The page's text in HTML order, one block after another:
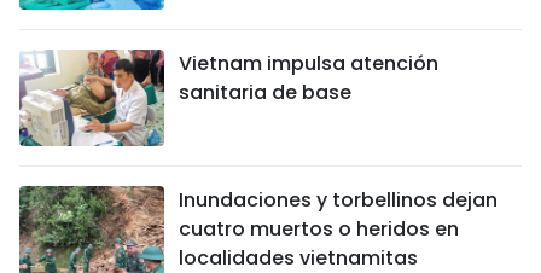
Vietnam impulsa atención
sanitaria de base
Inundaciones y torbellinos dejan
cuatro muertos o heridos en
localidades vietnamitas